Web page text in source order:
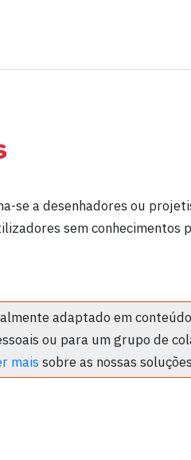
se a desenhadores ou
sem conhecimentos
adaptado em
ou para um grupo de
mais sobre as nossas